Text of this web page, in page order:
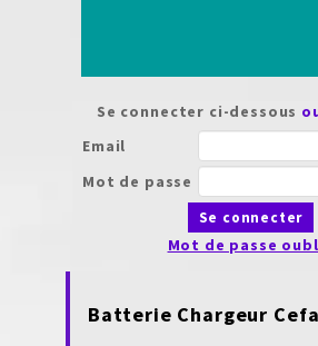
Se connecter ci-dessous
Email
Mot de passe
Se connecter
Mot de passe
Batterie Chargeur